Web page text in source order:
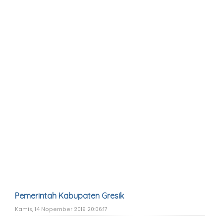
Pemerintah Kabupaten Gresik
Kamis, 14 Nopember 2019 20:06:17